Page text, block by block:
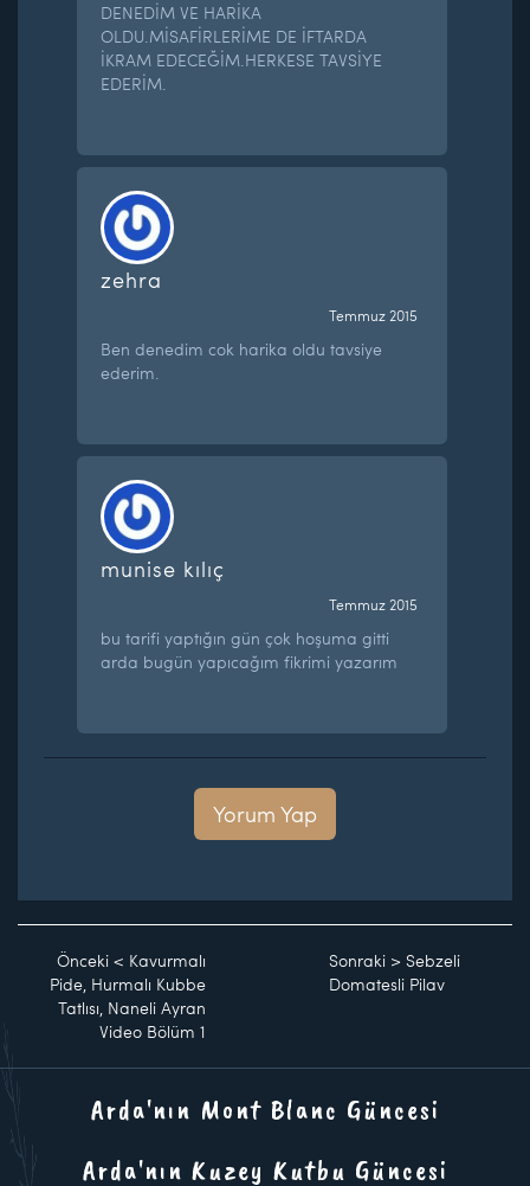
DENEDİM VE HARİKA
OLDU.MİSAFİRLERİME DE İFTARDA
İKRAM EDECEĞİM.HERKESE TAVSİYE
EDERİM.
zehra
Temmuz 2015
Ben denedim cok harika oldu tavsiye
ederim.
munise kılıç
Temmuz 2015
bu tarifi yaptığın gün çok hoşuma gitti
arda bugün yapıcağım fikrimi yazarım
Yorum Yap
Önceki < Kavurmalı
Pide, Hurmalı Kubbe
Tatlısı, Naneli Ayran
Video Bölüm 1
Sonraki >Sebzeli
Domatesli Pilav
Arda'nın Mont Blanc Güncesi
Arda'nın Kuzey Kutbu Güncesi